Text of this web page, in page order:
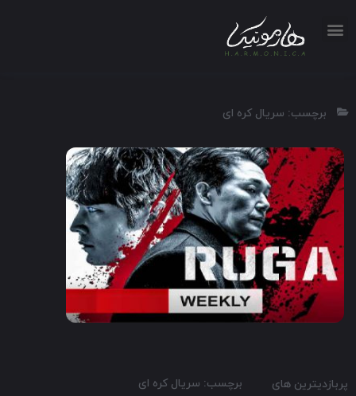
برچسب: سریال کره ای
7.6
1:30
2020
پربازدیترین های برچسب: سریال کره ای